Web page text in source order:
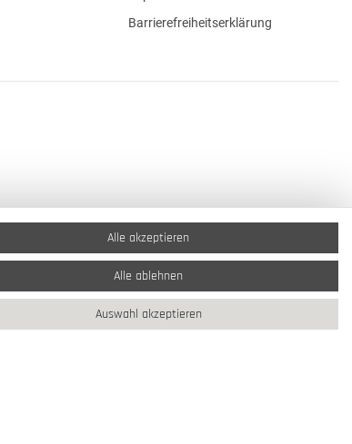
Barrierefreiheitserklärung
Alle akzeptieren
Alle ablehnen
Auswahl akzeptieren